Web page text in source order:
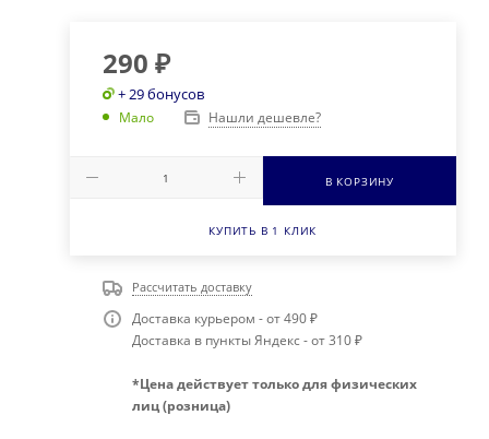
290 ₽
+ 29 бонусов
Мало Нашли дешевле?
В КОРЗИНУ
КУПИТЬ В 1 КЛИК
Рассчитать доставку
Доставка курьером - от 490 ₽
Доставка в пункты Яндекс - от 310 ₽
*Цена действует только для физических
лиц (розница)